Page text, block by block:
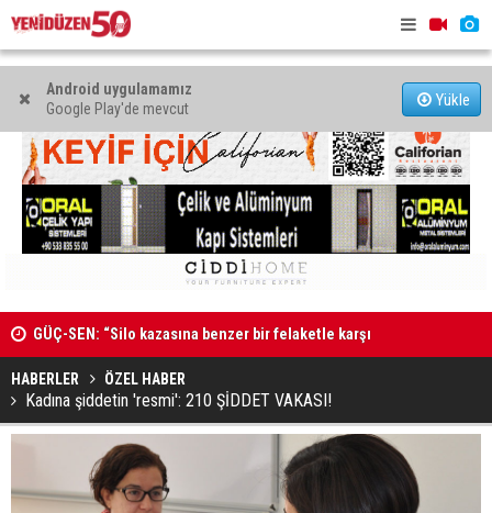
Android uygulamamız
Google Play'de mevcut
Yükle
GÜÇ-SEN: “Silo kazasına benzer bir felaketle karşı
karşıya kalınmaması adına harekete geçtik
HABERLER ÖZEL HABER
Kadına şiddetin 'resmi': 210 ŞİDDET VAKASI!